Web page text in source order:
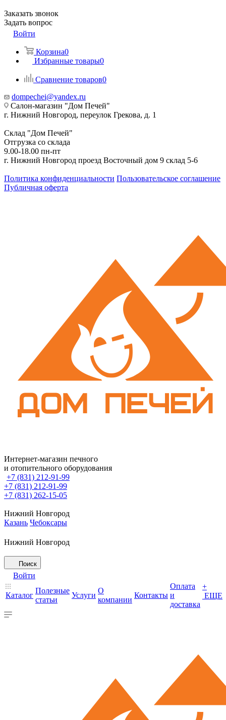
Заказать звонок
Задать вопрос
Войти
Корзина0
Избранные товары0
Сравнение товаров0
dompechei@yandex.ru
Салон-магазин "Дом Печей"
г. Нижний Новгород, переулок Грекова, д. 1
Склад "Дом Печей"
Отгрузка со склада
9.00-18.00 пн-пт
г. Нижний Новгород проезд Восточный дом 9 склад 5-6
Политика конфиденциальности Пользовательское соглашение
Публичная оферта
Интернет-магазин печного
и отопительного оборудования
+7 (831) 212-91-99
+7 (831) 212-91-99
+7 (831) 262-15-05
Нижний Новгород
Казань Чебоксары
Нижний Новгород
Поиск
Войти
Каталог
Полезные
статьи
Услуги
О
компании
Контакты
Оплата
и
доставка
+
ЕЩЕ